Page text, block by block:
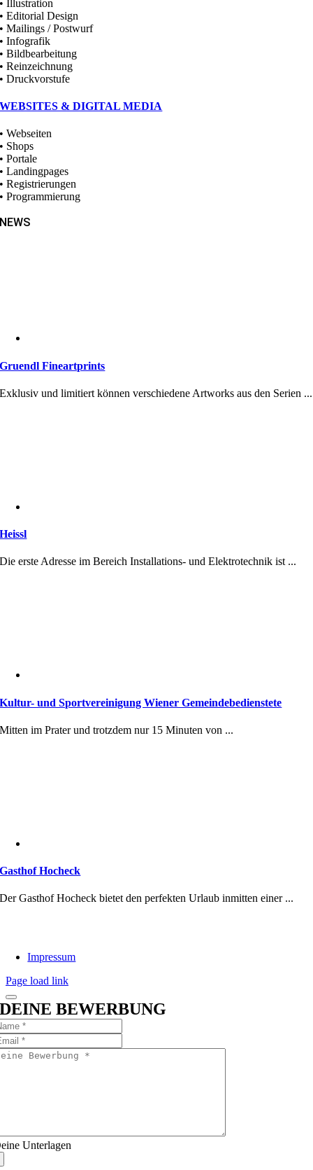
• Illustration
• Editorial Design
• Mailings / Postwurf
• Infografik
• Bildbearbeitung
• Reinzeichnung
• Druckvorstufe
WEBSITES & DIGITAL MEDIA
• Webseiten
• Shops
• Portale
• Landingpages
• Registrierungen
• Programmierung
NEWS
Gruendl Fineartprints
Exklusiv und limitiert können verschiedene Artworks aus den Serien ...
Heissl
Die erste Adresse im Bereich Installations- und Elektrotechnik ist ...
Kultur- und Sportvereinigung Wiener Gemeindebedienstete
Mitten im Prater und trotzdem nur 15 Minuten von ...
Gasthof Hocheck
Der Gasthof Hocheck bietet den perfekten Urlaub inmitten einer ...
Impressum
Page load link
DEINE BEWERBUNG
Unterlagen